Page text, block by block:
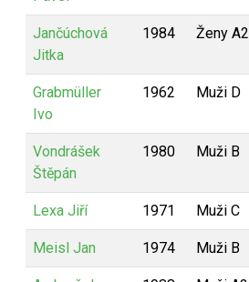
Jančúchová
Jitka
1984 Ženy A2
Grabmüller
Ivo
1962 Muži D
Vondrášek
Štěpán
1980 Muži B
Lexa Jiří 1971 Muži C
Meisl Jan 1974 Muži B